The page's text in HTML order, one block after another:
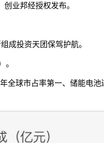
业邦经授权发布。
成投资天团保驾护航。
。
全球市占率第一、储能电